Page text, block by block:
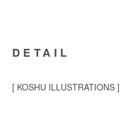
DETAIL
[ KOSHU ILLUSTRATIONS ]